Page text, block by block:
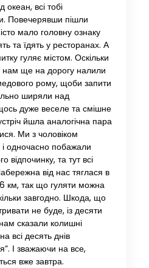
океан, всі тобі
Повечерявши пішли
мало головну ознаку
та їдять у ресторанах. А
гуляє містом. Оскільки
нам ще на дорогу налили
рому, щоби запити
ширяли над
дуже веселе та смішне
йшла аналогічна пара
Ми з чоловіком
і одночасно побажали
відпочинку, та тут всі
від нас тяглася в
км, так що гуляти можна
завгодно. Шкода, що
не буде, із десяти
сказали колишні
всі десять днів
І зважаючи на все,
вже завтра.